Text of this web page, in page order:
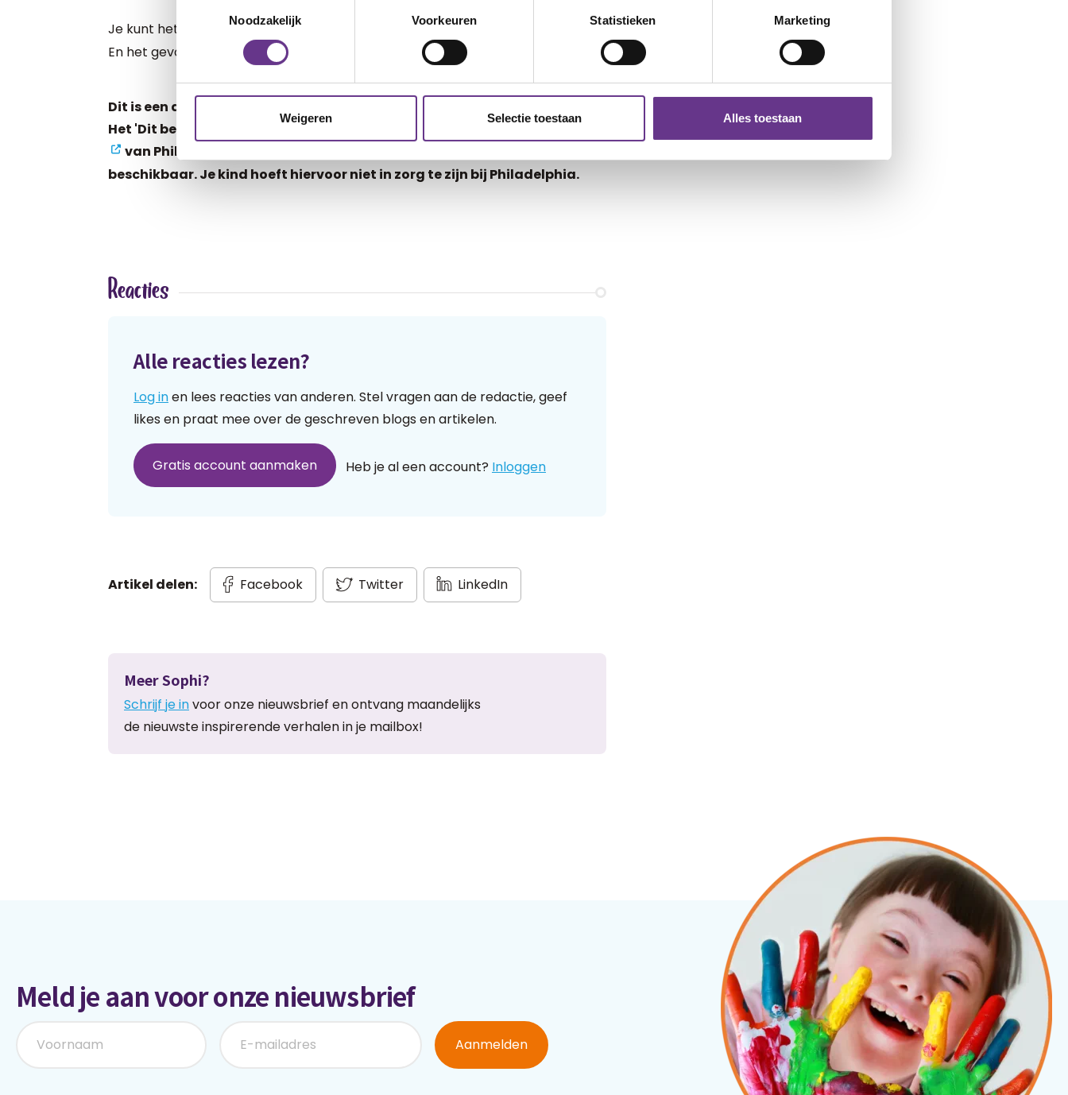
Noodzakelijk
Voorkeuren Statistieken Marketing
Weigeren Selectie toestaan Alles toestaan
Je kunt het gevoelsboekje voor meisjes/vrouwenhier
downloaden.
En het gevoelsboekje voor jongens/mannen
.
Dit is een artikel van June Bragg, gedragsdeskundige bij Philadelphia.
Het 'Dit ben ik'-boek is onderdeel van het programma
van Philadelphia. Er is binnen dit programma meer gratis informatie
beschikbaar. Je kind hoeft hiervoor niet in zorg te zijn bij Philadelphia.
Reacties
Alle reacties lezen?
Log inen lees reacties van anderen. Stel vragen aan de redactie, geef
likes en praat mee over de geschreven blogs en artikelen.
Gratis account aanmaken Heb je al een account? Inloggen
Artikel delen: Facebook Twitter LinkedIn
Meer Sophi?
Schrijf je invoor onze nieuwsbrief en ontvang maandelijks
de nieuwste inspirerende verhalen in je mailbox!
Meld je aan voor onze nieuwsbrief
Aanmelden